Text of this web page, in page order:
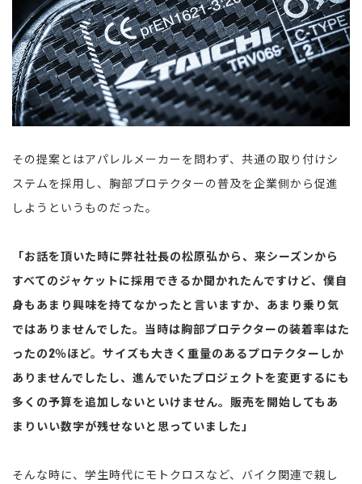
その提案とはアパレルメーカーを問わず、共通の取り付けシ
ステムを採用し、胸部プロテクターの普及を企業側から促進
しようというものだった。
「お話を頂いた時に弊社社長の松原弘から、来シーズンから
すべてのジャケットに採用できるか聞かれたんですけど、僕自
身もあまり興味を持てなかったと言いますか、あまり乗り気
ではありませんでした。当時は胸部プロテクターの装着率はた
ったの2％ほど。サイズも大きく重量のあるプロテクターしか
ありませんでしたし、進んでいたプロジェクトを変更するにも
多くの予算を追加しないといけません。販売を開始してもあ
まりいい数字が残せないと思っていました」
そんな時に、学生時代にモトクロスなど、バイク関連で親し